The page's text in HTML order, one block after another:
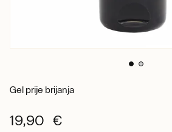
Gel prije brijanja
19,90 €